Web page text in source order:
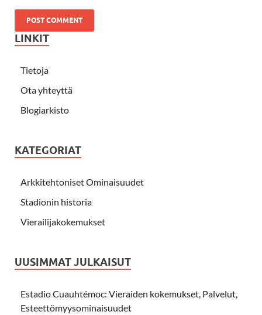
LINKIT
Tietoja
Ota yhteyttä
Blogiarkisto
KATEGORIAT
Arkkitehtoniset Ominaisuudet
Stadionin historia
Vierailijakokemukset
UUSIMMAT JULKAISUT
Estadio Cuauhtémoc: Vieraiden kokemukset, Palvelut,
Esteettömyysominaisuudet